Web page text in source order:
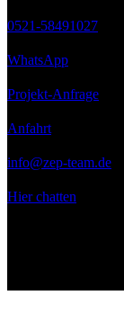
0521-58491027
WhatsApp
Projekt-Anfrage
Anfahrt
info@zep-team.de
Hier chatten